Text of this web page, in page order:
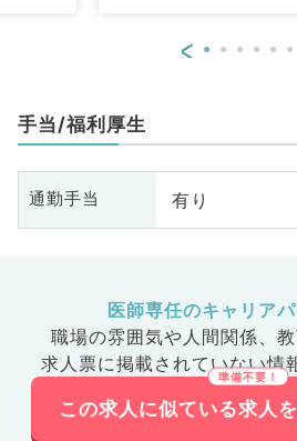
<
手当/福利厚生
通勤手当 有り
医師専任のキャリア
職場の雰囲気や人間関係、
求人票に掲載されていない情
この求人に似ている求人